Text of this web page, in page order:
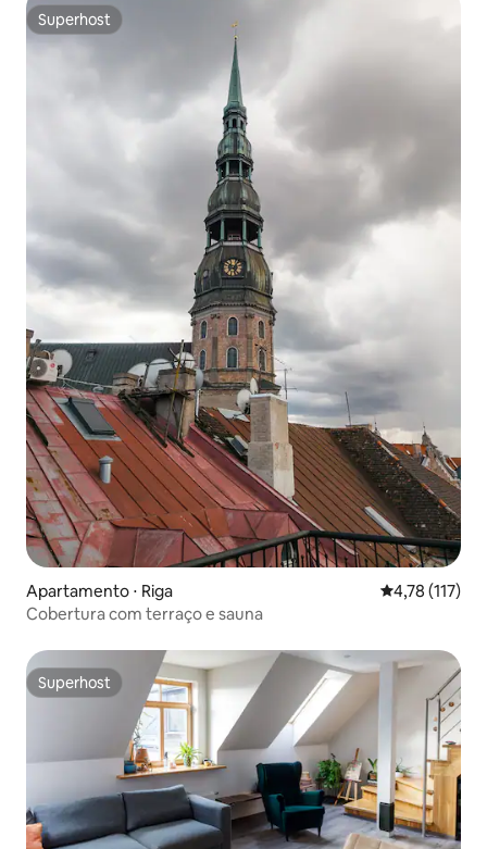
Superhost
Superhost
Apartamento ⋅ Riga 4,78 de uma
4,78 (117)
Cobertura com terraço e sauna
Superhost
Superhost